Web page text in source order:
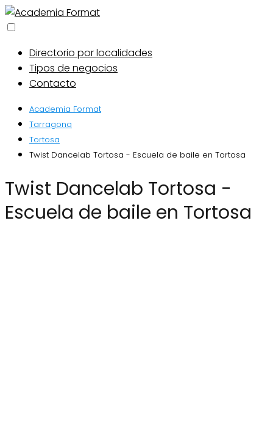
Directorio por localidades
Tipos de negocios
Contacto
Academia Format
Tarragona
Tortosa
Twist Dancelab Tortosa - Escuela de baile en Tortosa
Twist Dancelab Tortosa -
Escuela de baile en Tortosa